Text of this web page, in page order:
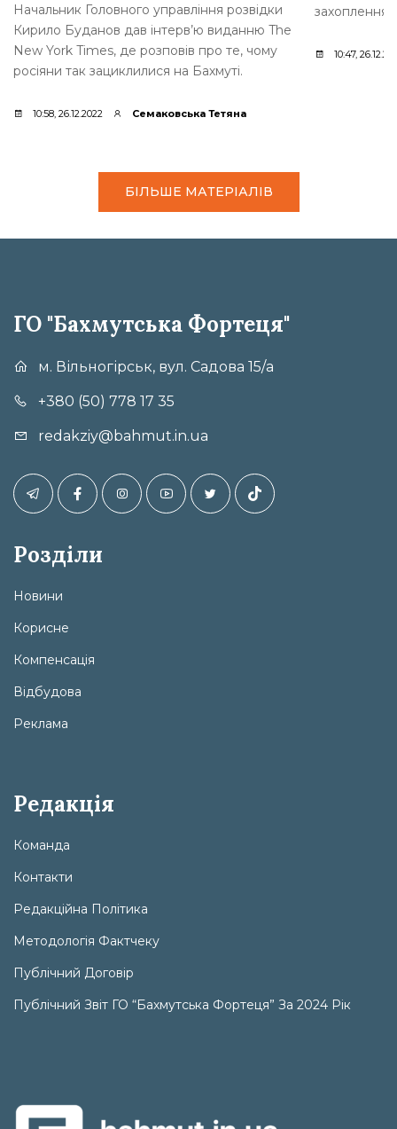
Начальник Головного управління розвідки
Кирило Буданов дав інтерв’ю виданню The
New York Times, де розповів про те, чому
росіяни так зациклилися на Бахмуті.
10:58, 26.12.2022 Семаковська Тетяна
захоплення
10:47,
БІЛЬШЕ МАТЕРІАЛІВ
ГО "Бахмутська Фортеця"
м. Вільногірськ, вул. Садова 15/а
+380 (50) 778 17 35
redakziy@bahmut.in.ua
Розділи
Новини
Корисне
Компенсація
Відбудова
Реклама
Редакція
Команда
Контакти
Редакційна Політика
Методологія Фактчеку
Публічний Договір
Публічний Звіт ГО “Бахмутська Фортеця” За 2024 Рік